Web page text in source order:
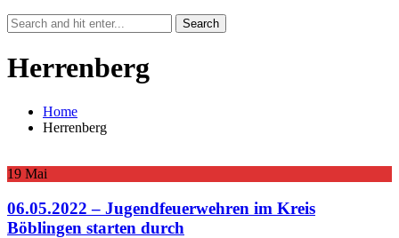
Herrenberg
Home
Herrenberg
19 Mai
06.05.2022 – Jugendfeuerwehren im Kreis
Böblingen starten durch